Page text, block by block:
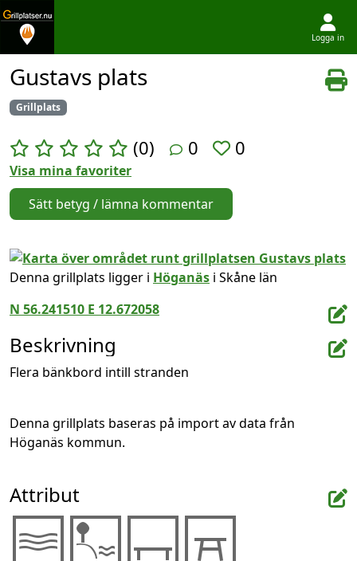
Logga in
Gustavs plats
Grillplats
(0) 0 0
Visa mina favoriter
Sätt betyg / lämna kommentar
Denna grillplats ligger i Höganäs i Skåne län
N 56.241510 E 12.672058
Beskrivning
Flera bänkbord intill stranden
Denna grillplats baseras på import av data från
Höganäs kommun.
Attribut